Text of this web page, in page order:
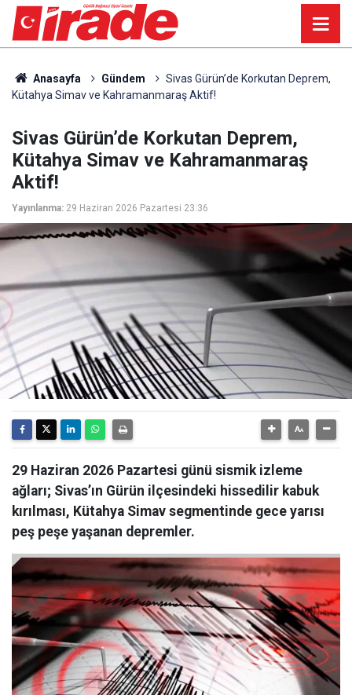
Anasayfa Gündem
Sivas Gürün’de Korkutan Deprem,
Kütahya Simav ve Kahramanmaraş Aktif!
Sivas Gürün’de Korkutan Deprem,
Kütahya Simav ve Kahramanmaraş
Aktif!
Yayınlanma: 29 Haziran 2026 Pazartesi 23:36
29 Haziran 2026 Pazartesi günü sismik izleme
ağları; Sivas’ın Gürün ilçesindeki hissedilir kabuk
kırılması, Kütahya Simav segmentinde gece yarısı
peş peşe yaşanan depremler.